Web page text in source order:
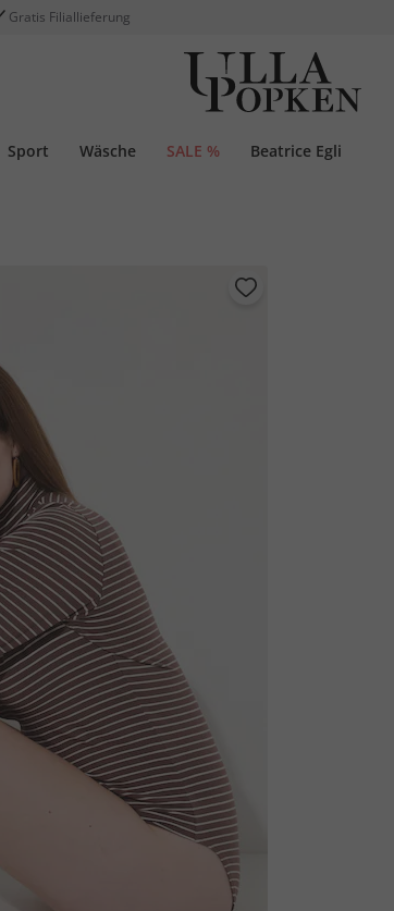
Gratis Filiallieferung
Sport Wäsche SALE % Beatrice Egli